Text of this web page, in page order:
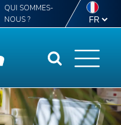
QUI SOMMES-
NOUS ?